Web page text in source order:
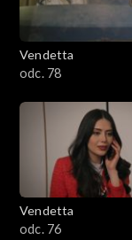
Vendetta
odc. 78
Vendetta
odc. 76